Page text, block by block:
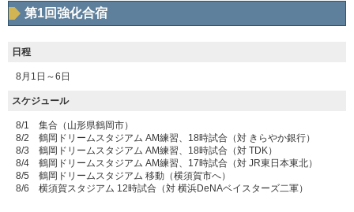
第1回強化合宿
日程
8月1日～6日
スケジュール
8/1 集合（山形県鶴岡市）
8/2 鶴岡ドリームスタジアム AM練習、18時試合（対 きらやか銀行）
8/3 鶴岡ドリームスタジアム AM練習、18時試合（対 TDK）
8/4 鶴岡ドリームスタジアム AM練習、17時試合（対 JR東日本東北）
8/5 鶴岡ドリームスタジアム 移動（横須賀市へ）
8/6 横須賀スタジアム 12時試合（対 横浜DeNAベイスターズ二軍）